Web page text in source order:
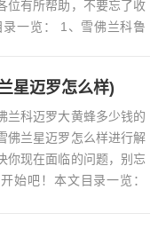
位有所帮助，不要忘了收
一览： 1、雪佛兰科鲁
星迈罗怎么样)
兰科迈罗大黄蜂多少钱的
佛兰星迈罗怎么样进行解
你现在面临的问题，别忘
始吧！本文目录一览：